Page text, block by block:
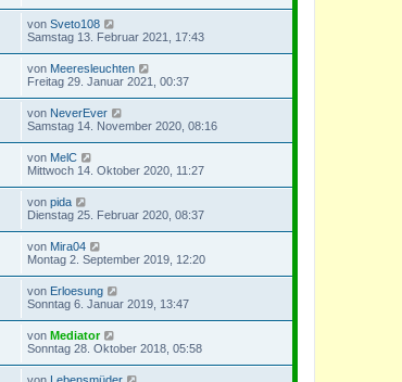
von Sveto108
Samstag 13. Februar 2021, 17:43
von Meeresleuchten
Freitag 29. Januar 2021, 00:37
von NeverEver
Samstag 14. November 2020, 08:16
von MelC
Mittwoch 14. Oktober 2020, 11:27
von pida
Dienstag 25. Februar 2020, 08:37
von Mira04
Montag 2. September 2019, 12:20
von Erloesung
Sonntag 6. Januar 2019, 13:47
von Mediator
Sonntag 28. Oktober 2018, 05:58
von Lebensmüder